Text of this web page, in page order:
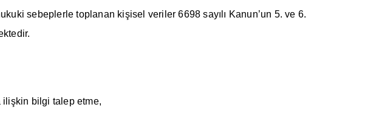
sebeplerle toplanan kişisel veriler 6698 sayılı Kanun’un 5. ve 6.
bilgi talep etme,